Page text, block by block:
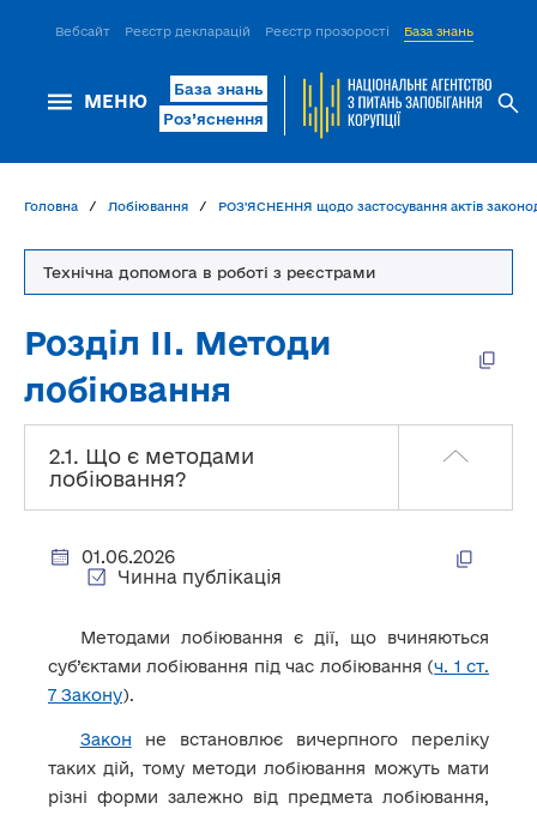
Вебсайт Реєстр декларацій Реєстр прозорості База знань
МЕНЮ
База знань
Роз’яснення
Головна Лобіювання РОЗ'ЯСНЕННЯ щодо застосування актів
Технічна допомога в роботі з реєстрами
Розділ ІІ. Методи
лобіювання
2.1. Що є методами
лобіювання?
01.06.2026
Чинна публікація
Методами лобіювання є дії, що вчиняються
суб’єктами лобіювання під час лобіювання (ч. 1 ст.
7 Закону).
Закон не встановлює вичерпного переліку
таких дій, тому методи лобіювання можуть мати
різні форми залежно від предмета лобіювання,